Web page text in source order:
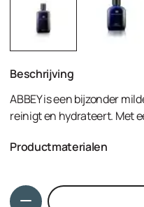
Beschrijving
ABBEY is een bijzonder
reinigt en hydrateert. Met
Productmaterialen
Seed Oil, Hydroxypropyl
Hoeveelheid